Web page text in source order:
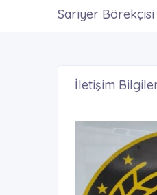
Sarıyer
İletişim